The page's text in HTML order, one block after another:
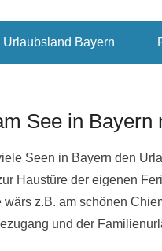
Urlaubsland Bayern
See in Bayern
Seen in Bayern den
Haustüre der eigenen
wärs z.B. am schönen
und der